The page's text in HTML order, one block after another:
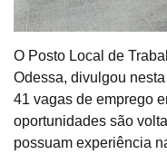
O Posto Local de
Odessa, divulgou
41 vagas de emprego
oportunidades são
possuam experiência